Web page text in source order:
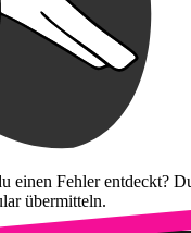
einen Fehler entdeckt?
übermitteln.